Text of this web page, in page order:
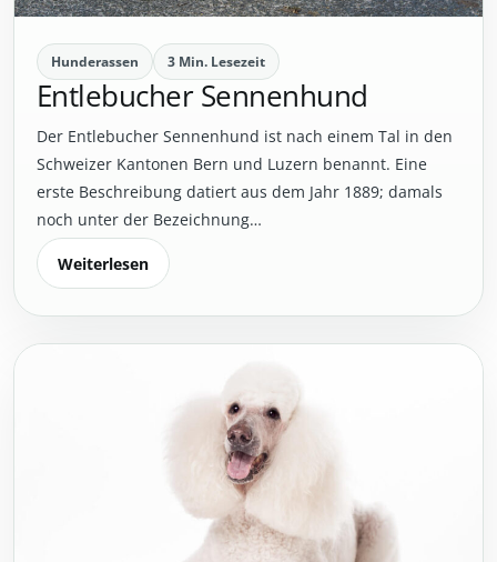
Hunderassen 3 Min. Lesezeit
Entlebucher Sennenhund
Der Entlebucher Sennenhund ist nach einem Tal in den
Schweizer Kantonen Bern und Luzern benannt. Eine
erste Beschreibung datiert aus dem Jahr 1889; damals
noch unter der Bezeichnung…
Weiterlesen